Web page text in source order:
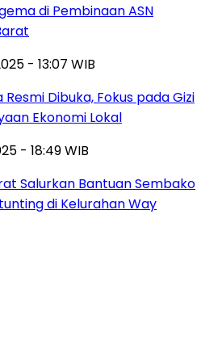
di Pembinaan ASN
- 13:07 WIB
Resmi Dibuka, Fokus pada Gizi
Ekonomi Lokal
- 18:49 WIB
Salurkan Bantuan Sembako
di Kelurahan Way